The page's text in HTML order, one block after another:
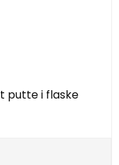
putte i flaske